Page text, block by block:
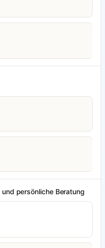
persönliche Beratung